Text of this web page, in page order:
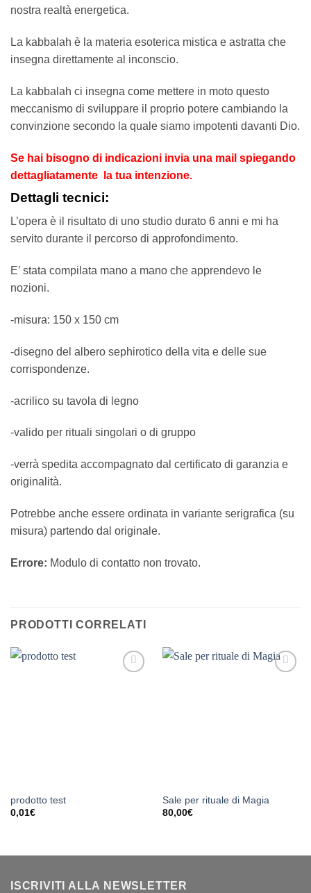
nostra realtà energetica.
La kabbalah è la materia esoterica mistica e astratta che
insegna direttamente al inconscio.
La kabbalah ci insegna come mettere in moto questo
meccanismo di sviluppare il proprio potere cambiando la
convinzione secondo la quale siamo impotenti davanti Dio.
Se hai bisogno di indicazioni invia una mail spiegando
dettagliatamente la tua intenzione.
Dettagli tecnici:
L’opera è il risultato di uno studio durato 6 anni e mi ha
servito durante il percorso di approfondimento.
E’ stata compilata mano a mano che apprendevo le
nozioni.
-misura: 150 x 150 cm
-disegno del albero sephirotico della vita e delle sue
corrispondenze.
-acrilico su tavola di legno
-valido per rituali singolari o di gruppo
-verrà spedita accompagnato dal certificato di garanzia e
originalità.
Potrebbe anche essere ordinata in variante serigrafica (su
misura) partendo dal originale.
Errore: Modulo di contatto non trovato.
PRODOTTI CORRELATI
prodotto test
0,01€
Sale per rituale di Magia
80,00€
ISCRIVITI ALLA NEWSLETTER